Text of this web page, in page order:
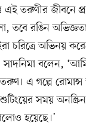
এই তরুণীর জীবনে
রঙিন
চরিত্রে অভিনয়
সাদনিমা বলেন,
এ গল্পে
সময়
হয়েছে।’